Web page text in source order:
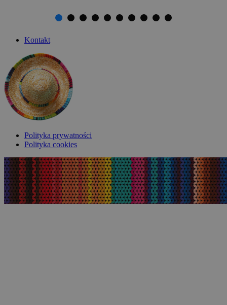
Kontakt
Polityka prywatności
Polityka cookies